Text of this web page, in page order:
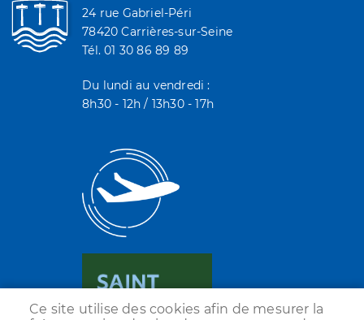
24 rue Gabriel-Péri
78420 Carrières-sur-Seine
Tél. 01 30 86 89 89
Du lundi au vendredi :
8h30 - 12h / 13h30 - 17h
Ce site utilise des cookies afin de mesurer la